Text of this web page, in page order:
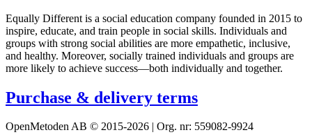
Equally Different is a social education company founded in 2015 to
inspire, educate, and train people in social skills. Individuals and
groups with strong social abilities are more empathetic, inclusive,
and healthy. Moreover, socially trained individuals and groups are
more likely to achieve success—both individually and together.
Purchase & delivery terms
OpenMetoden AB © 2015-2026 | Org. nr: 559082-9924